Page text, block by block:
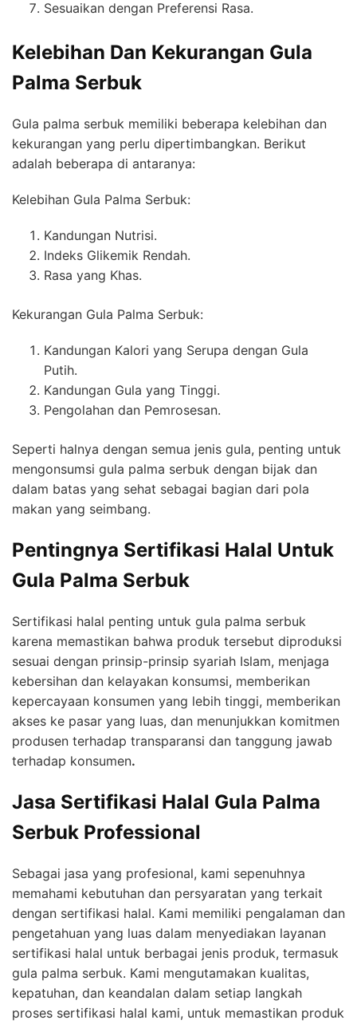
Sesuaikan dengan Preferensi Rasa.
Kelebihan Dan Kekurangan Gula
Palma Serbuk
Gula palma serbuk memiliki beberapa kelebihan dan
kekurangan yang perlu dipertimbangkan. Berikut
adalah beberapa di antaranya:
Kelebihan Gula Palma Serbuk:
Kandungan Nutrisi.
Indeks Glikemik Rendah.
Rasa yang Khas.
Kekurangan Gula Palma Serbuk:
Kandungan Kalori yang Serupa dengan Gula
Putih.
Kandungan Gula yang Tinggi.
Pengolahan dan Pemrosesan.
Seperti halnya dengan semua jenis gula, penting untuk
mengonsumsi gula palma serbuk dengan bijak dan
dalam batas yang sehat sebagai bagian dari pola
makan yang seimbang.
Pentingnya Sertifikasi Halal Untuk
Gula Palma Serbuk
Sertifikasi halal penting untuk gula palma serbuk
karena memastikan bahwa produk tersebut diproduksi
sesuai dengan prinsip-prinsip syariah Islam, menjaga
kebersihan dan kelayakan konsumsi, memberikan
kepercayaan konsumen yang lebih tinggi, memberikan
akses ke pasar yang luas, dan menunjukkan komitmen
produsen terhadap transparansi dan tanggung jawab
terhadap konsumen.
Jasa Sertifikasi Halal Gula Palma
Serbuk Professional
Sebagai jasa yang profesional, kami sepenuhnya
memahami kebutuhan dan persyaratan yang terkait
dengan sertifikasi halal. Kami memiliki pengalaman dan
pengetahuan yang luas dalam menyediakan layanan
sertifikasi halal untuk berbagai jenis produk, termasuk
gula palma serbuk. Kami mengutamakan kualitas,
kepatuhan, dan keandalan dalam setiap langkah
proses sertifikasi halal kami, untuk memastikan produk